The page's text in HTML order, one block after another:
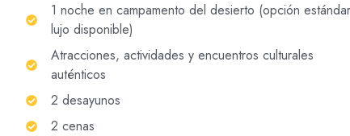
1 noche en campamento del desierto (opción
lujo disponible)
Atracciones, actividades y encuentros culturales
auténticos
2 desayunos
2 cenas